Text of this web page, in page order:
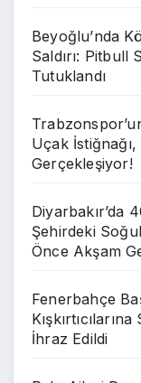
Beyoğlu’nda
Saldırı: Pitbull
Tutuklandı
Uçak
Gerçekleşiyor!
Diyarbakır’da
Şehirdeki
Önce Akşam
Fenerbahçe
İhraz Edildi